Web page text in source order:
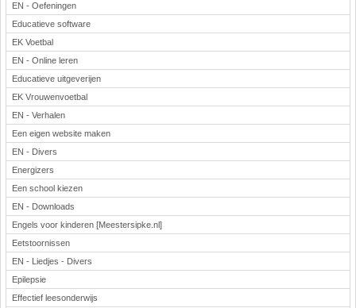
EN - Oefeningen
Educatieve software
EK Voetbal
EN - Online leren
Educatieve uitgeverijen
EK Vrouwenvoetbal
EN - Verhalen
Een eigen website maken
EN - Divers
Energizers
Een school kiezen
EN - Downloads
Engels voor kinderen [Meestersipke.nl]
Eetstoornissen
EN - Liedjes - Divers
Epilepsie
Effectief leesonderwijs